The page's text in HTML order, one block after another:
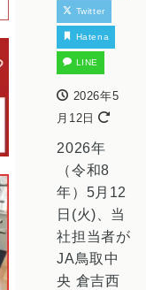
Twitter
Hatena
LINE
2026年5
月12日
2026年
（令和8
年）5月12
日(火)、当
社担当者が
JA鳥取中
央 倉吉西